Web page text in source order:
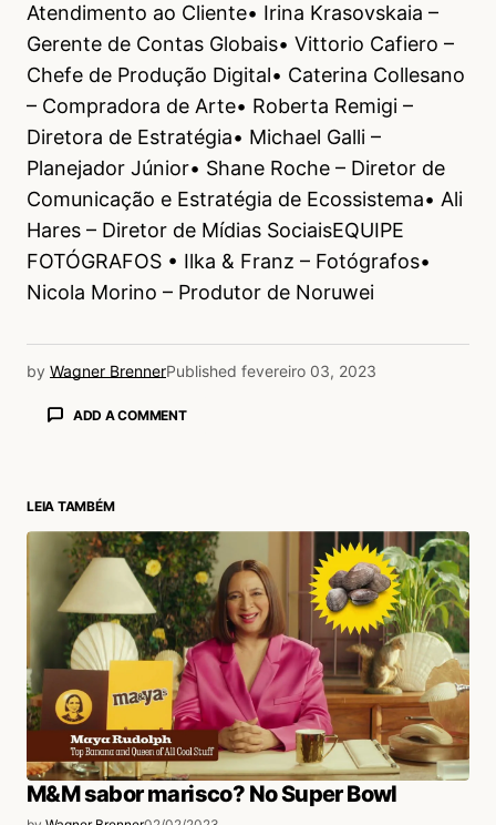
Atendimento ao Cliente• Irina Krasovskaia –
Gerente de Contas Globais• Vittorio Cafiero –
Chefe de Produção Digital• Caterina Collesano
– Compradora de Arte• Roberta Remigi –
Diretora de Estratégia• Michael Galli –
Planejador Júnior• Shane Roche – Diretor de
Comunicação e Estratégia de Ecossistema• Ali
Hares – Diretor de Mídias SociaisEQUIPE
FOTÓGRAFOS • Ilka & Franz – Fotógrafos•
Nicola Morino – Produtor de Noruwei
by Wagner BrennerPublished fevereiro 03, 2023
ADD A COMMENT
LEIA TAMBÉM
M&M sabor marisco? No Super Bowl